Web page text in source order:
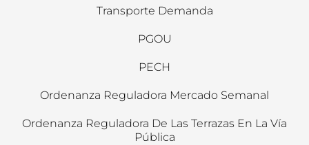
Transporte Demanda
PGOU
PECH
Ordenanza Reguladora Mercado Semanal
Ordenanza Reguladora De Las Terrazas En La Vía
Pública